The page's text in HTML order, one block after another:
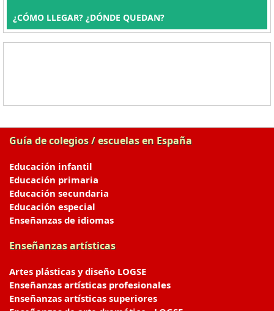
¿CÓMO LLEGAR? ¿DÓNDE QUEDAN?
Guía de colegios / escuelas en España
Educación infantil
Educación primaria
Educación secundaria
Educación especial
Enseñanzas de idiomas
Enseñanzas artísticas
Artes plásticas y diseño LOGSE
Enseñanzas artísticas profesionales
Enseñanzas artísticas superiores